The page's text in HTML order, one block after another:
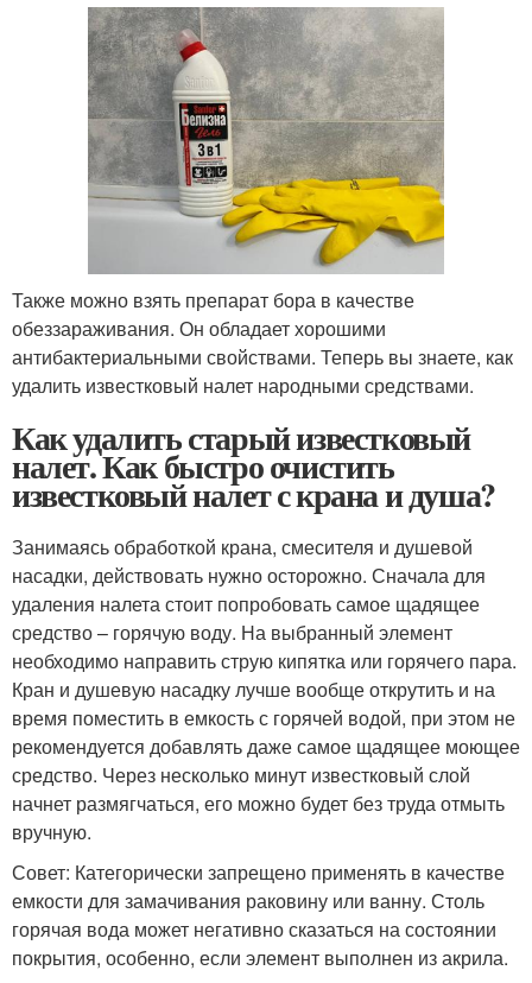
Также можно взять препарат бора в качестве
обеззараживания. Он обладает хорошими
антибактериальными свойствами. Теперь вы знаете, как
удалить известковый налет народными средствами.
Как удалить старый известковый
налет. Как быстро очистить
известковый налет с крана и душа?
Занимаясь обработкой крана, смесителя и душевой
насадки, действовать нужно осторожно. Сначала для
удаления налета стоит попробовать самое щадящее
средство – горячую воду. На выбранный элемент
необходимо направить струю кипятка или горячего пара.
Кран и душевую насадку лучше вообще открутить и на
время поместить в емкость с горячей водой, при этом не
рекомендуется добавлять даже самое щадящее моющее
средство. Через несколько минут известковый слой
начнет размягчаться, его можно будет без труда отмыть
вручную.
Совет: Категорически запрещено применять в качестве
емкости для замачивания раковину или ванну. Столь
горячая вода может негативно сказаться на состоянии
покрытия, особенно, если элемент выполнен из акрила.